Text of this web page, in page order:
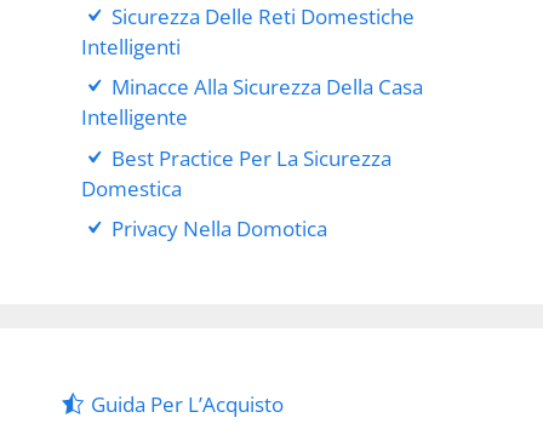
Sicurezza Delle Reti Domestiche
Intelligenti
Minacce Alla Sicurezza Della Casa
Intelligente
Best Practice Per La Sicurezza
Domestica
Privacy Nella Domotica
Guida Per L’Acquisto